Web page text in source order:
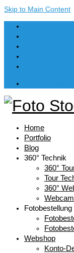
Skip to Main Content
Home
Portfolio
Blog
360° Technik
360°
Tour
360°
Fotobestellung
Webshop
Konto-